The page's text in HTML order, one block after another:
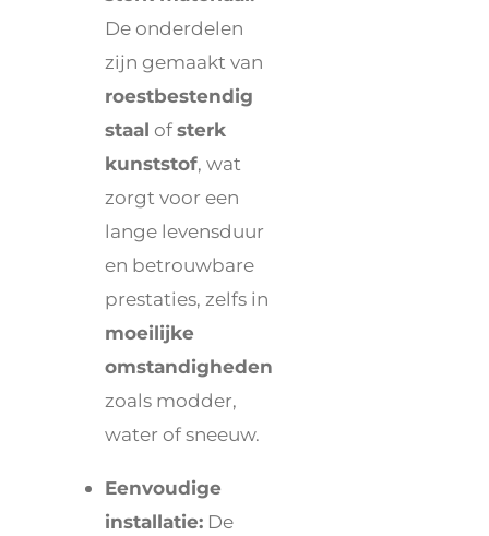
De onderdelen
zijn gemaakt van
roestbestendig
staal ofsterk
kunststof, wat
zorgt voor een
lange levensduur
en betrouwbare
prestaties, zelfs in
moeilijke
omstandigheden
zoals modder,
water of sneeuw.
Eenvoudige
installatie: De